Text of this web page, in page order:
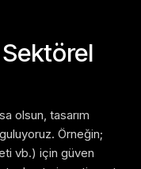
Sektörel
olsun, tasarım
Örneğin;
vb.) için güven